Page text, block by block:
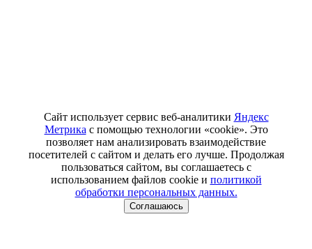
Сайт использует сервис веб-аналитики Яндекс
Метрика с помощью технологии «cookie». Это
позволяет нам анализировать взаимодействие
посетителей с сайтом и делать его лучше. Продолжая
пользоваться сайтом, вы соглашаетесь с
использованием файлов cookie и политикой
обработки персональных данных.
Соглашаюсь